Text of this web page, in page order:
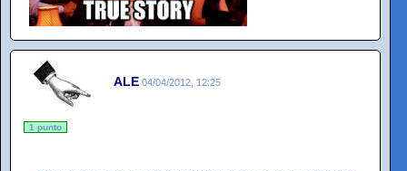
ALE 04/04/2012, 12:25
1 punto